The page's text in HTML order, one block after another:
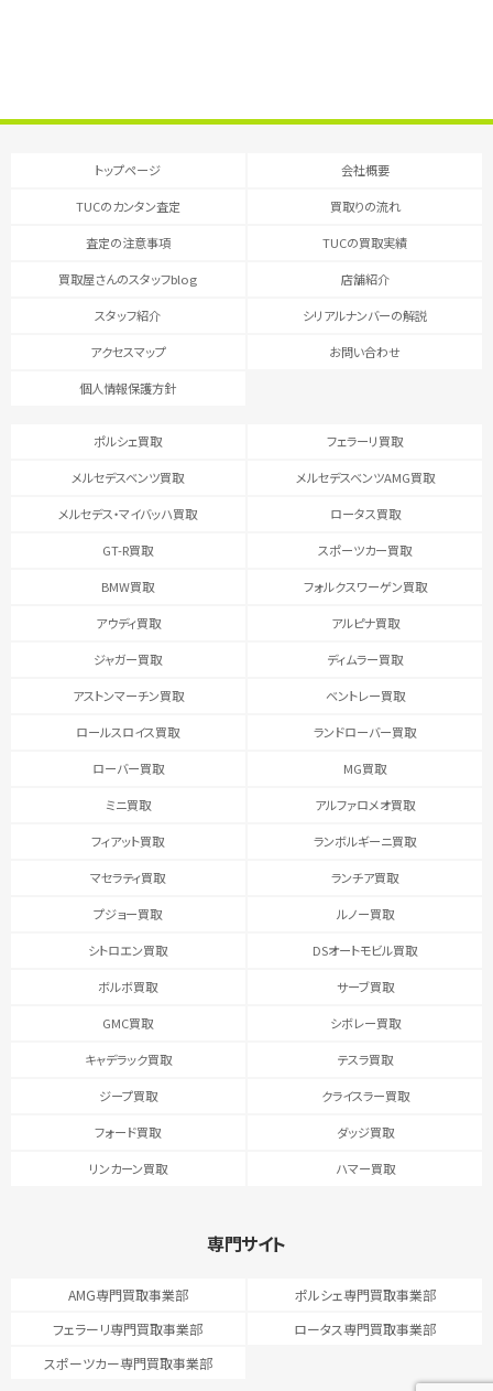
トップページ 会社概要
TUCのカンタン査定 買取りの流れ
査定の注意事項 TUCの買取実績
買取屋さんのスタッフblog 店舗紹介
スタッフ紹介 シリアルナンバーの解説
アクセスマップ お問い合わせ
個人情報保護方針
ポルシェ買取 フェラーリ買取
メルセデスベンツ買取 メルセデスベンツAMG買取
メルセデス・マイバッハ買取 ロータス買取
GT-R買取 スポーツカー買取
BMW買取 フォルクスワーゲン買取
アウディ買取 アルピナ買取
ジャガー買取 ディムラー買取
アストンマーチン買取 ベントレー買取
ロールスロイス買取 ランドローバー買取
ローバー買取 MG買取
ミニ買取 アルファロメオ買取
フィアット買取 ランボルギーニ買取
マセラティ買取 ランチア買取
プジョー買取 ルノー買取
シトロエン買取 DSオートモビル買取
ボルボ買取 サーブ買取
GMC買取 シボレー買取
キャデラック買取 テスラ買取
ジープ買取 クライスラー買取
フォード買取 ダッジ買取
リンカーン買取 ハマー買取
専門サイト
AMG専門買取事業部
ポルシェ専門買取事業部
フェラーリ専門買取事業部
ロータス専門買取事業部
スポーツカー専門買取事業部